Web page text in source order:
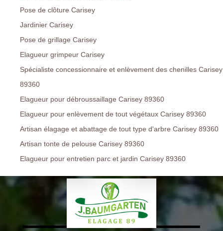
Pose de clôture Carisey
Jardinier Carisey
Pose de grillage Carisey
Elagueur grimpeur Carisey
Spécialiste concessionnaire et enlèvement des chenilles Carisey
89360
Elagueur pour débroussaillage Carisey 89360
Elagueur pour enlèvement de tout végétaux Carisey 89360
Artisan élagage et abattage de tout type d'arbre Carisey 89360
Artisan tonte de pelouse Carisey 89360
Elagueur pour entretien parc et jardin Carisey 89360